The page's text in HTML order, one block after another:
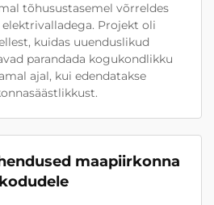
tõhusustasemel võrreldes
Projekt oli
kuidas uuenduslikud
parandada kogukondlikku
ajal, kui edendatakse
maapiirkonna
kodudele